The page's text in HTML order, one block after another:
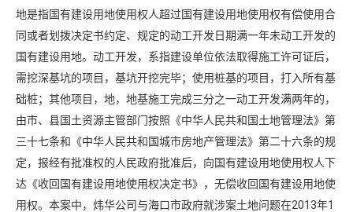
地是指国有建设用地使用权人超过国有建设用地使用权有偿使用合
同或者划拨决定书约定、规定的动工开发日期满一年未动工开发的
国有建设用地。动工开发，系指建设单位依法取得施工许可证后，
需挖深基坑的项目，基坑开挖完毕；使用桩基的项目，打入所有基
础桩；其他项目，地，地基施工完成三分之一动工开发满两年的，
由市、县国土资源主管部门按照《中华人民共和国土地管理法》第
三十七条和《中华人民共和国城市房地产管理法》第二十六条的规
定，报经有批准权的人民政府批准后，向国有建设用地使用权人下
达《收回国有建设用地使用权决定书》，无偿收回国有建设用地使
用权。本案中，炜华公司与海口市政府就涉案土地问题在2013年1